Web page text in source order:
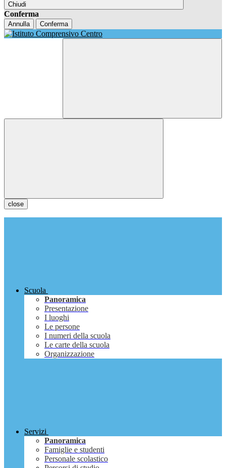
Chiudi
Conferma
Annulla Conferma
close
Scuola
Panoramica
Presentazione
I luoghi
Le persone
I numeri della scuola
Le carte della scuola
Organizzazione
Servizi
Panoramica
Famiglie e studenti
Personale scolastico